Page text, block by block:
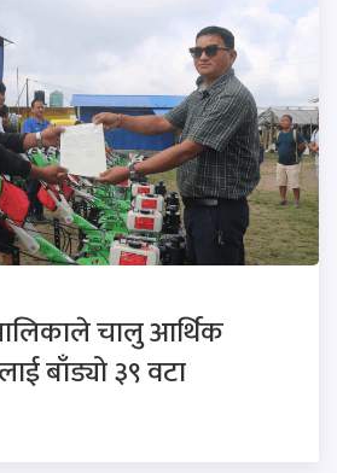
चालु आर्थिक
बाँड्यो ३९ वटा